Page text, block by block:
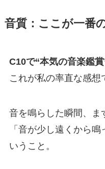
音質：ここが一番
C10で“本気の音楽鑑賞
これが私の率直な感想
音を鳴らした瞬間、ま
「音が少し遠くから
いうこと。